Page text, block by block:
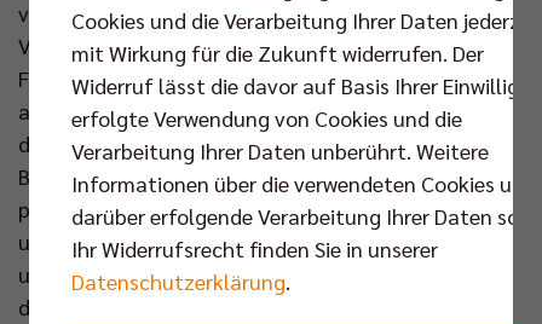
von Cedric Enard, dem erfolgreichsten Trainer der
Vereinsgeschichte, an. Inzwischen ist der zweifache
Familienvater auf dem besten Weg, ähnliche Spuren
an der Spree zu hinterlassen wie sein Vorgänger. Mit
der Vertragsverlängerung bis zum Jahr 2028 schickt
Banks sich nun an, ebenfalls eine Trainer-Ära zu
prägen. „Ich schätze den respektvollen Umgang in
unserem Verein und mit Kaweh. Es ist mir eine Ehre
und ein Vergnügen, für den Club zu arbeiten und
diesen zu repräsentieren. Ich möchte daran
Cookies und die Verarbeitung Ihrer Daten
mit Wirkung für die Zukunft widerrufen. Der
Widerruf lässt die davor auf Basis Ihrer
erfolgte Verwendung von Cookies und die
Verarbeitung Ihrer Daten unberührt. Weitere
Informationen über die verwendeten Cookies und
darüber erfolgende Verarbeitung Ihrer Daten
Ihr Widerrufsrecht finden Sie in unserer
Datenschutzerklärung.